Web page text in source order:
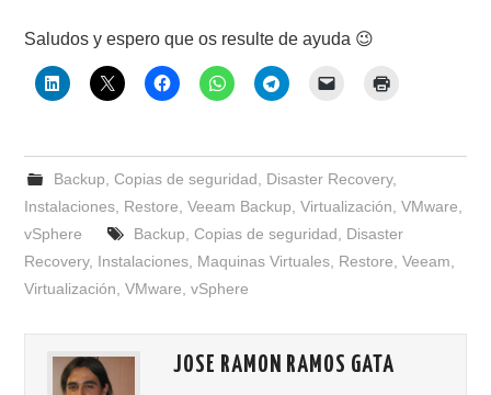
Saludos y espero que os resulte de ayuda 😉
Backup Copias de seguridad Disaster Recovery,
Instalaciones Restore ,Veeam Backup ,Virtualización ,VMware
vSphere
Backup Copias de seguridad
Disaster
Recovery, Instalaciones Maquinas Virtuales Restore ,Veeam
Virtualización ,VMware ,vSphere
JOSE RAMON RAMOS GATA